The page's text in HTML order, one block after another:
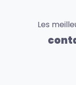
Les